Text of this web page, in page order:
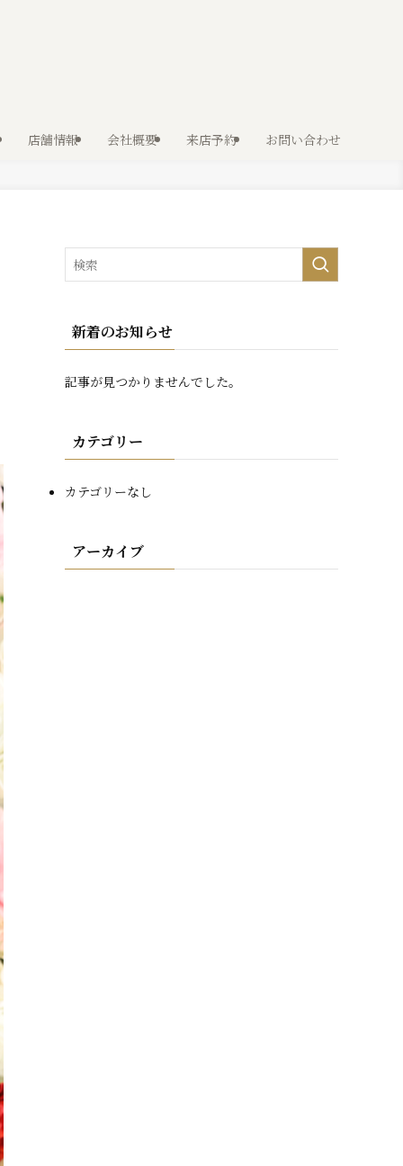
店舗情報 会社概要 来店予約 お問い合わせ
新着のお知らせ
記事が見つかりませんでした。
カテゴリー
カテゴリーなし
アーカイブ